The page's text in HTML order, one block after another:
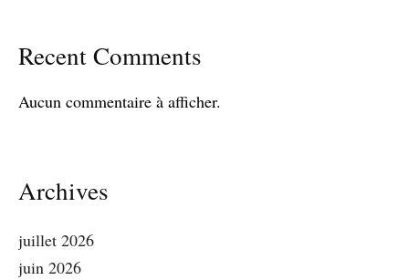
Recent Comments
Aucun commentaire à afficher.
Archives
juillet 2026
juin 2026